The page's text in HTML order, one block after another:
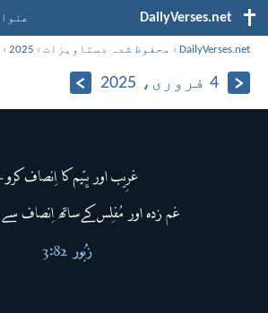
DailyVerses.net
DailyVerses.net
› محفوظ شدہ دستاویزات ›
2025
›
4 فروری، 2025